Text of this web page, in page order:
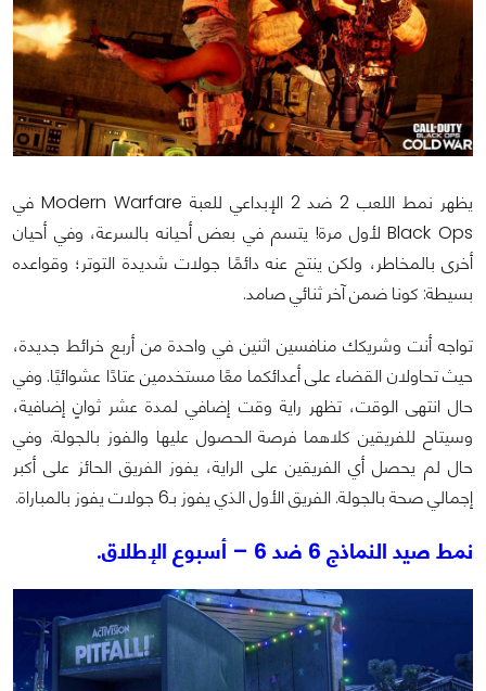
يظهر نمط اللعب 2 ضد 2 الإبداعي للعبة Modern Warfare في
Black Ops لأول مرة! يتسم في بعض أحيانه بالسرعة، وفي أحيان
أخرى بالمخاطر، ولكن ينتج عنه دائمًا جولات شديدة التوتر؛ وقواعده
بسيطة: كونا ضمن آخر ثنائي صامد.
تواجه أنت وشريكك منافسين اثنين في واحدة من أربع خرائط جديدة،
حيث تحاولان القضاء على أعدائكما معًا مستخدمين عتادًا عشوائيًا. وفي
حال انتهى الوقت، تظهر راية وقت إضافي لمدة عشر ثوانٍ إضافية،
وسيتاح للفريقين كلاهما فرصة الحصول عليها والفوز بالجولة. وفي
حال لم يحصل أي الفريقين على الراية، يفوز الفريق الحائز على أكبر
إجمالي صحة بالجولة. الفريق الأول الذي يفوز بـ6 جولات يفوز بالمباراة.
نمط صيد النماذج 6 ضد 6 – أسبوع الإطلاق.